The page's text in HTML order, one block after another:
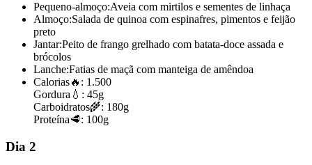
Pequeno-almoço:Aveia com mirtilos e sementes de linhaça
Almoço:Salada de quinoa com espinafres, pimentos e feijão
preto
Jantar:Peito de frango grelhado com batata-doce assada e
brócolos
Lanche:Fatias de maçã com manteiga de amêndoa
Calorias🔥: 1.500
Gordura 💧: 45g
Carboidratos🌾: 180g
Proteína🥩: 100g
Dia 2